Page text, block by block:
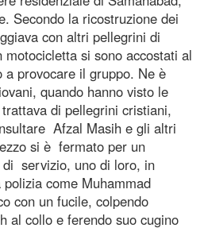
Secondo la ricostruzione dei
con altri pellegrini di
si sono accostati al
a provocare il gruppo. Ne è
quando hanno visto le
di pellegrini cristiani,
Afzal Masih e gli altri
si è fermato per un
servizio, uno di loro, in
come Muhammad
con un fucile, colpendo
al collo e ferendo suo cugino